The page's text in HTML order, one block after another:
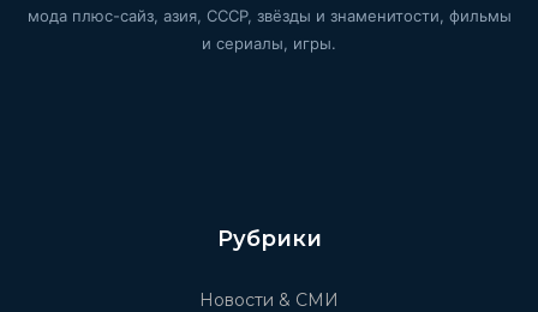
мода плюс-сайз, азия, СССР, звёзды и знаменитости, фильмы
и сериалы, игры.
Рубрики
Новости & СМИ